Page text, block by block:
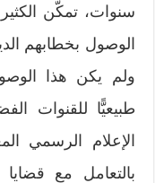
سنوات، تمكّن
الوصول بخطابهم
ولم يكن هذا
طبيعيًّا للقنوات
الإعلام الرسمي
بالتعامل مع